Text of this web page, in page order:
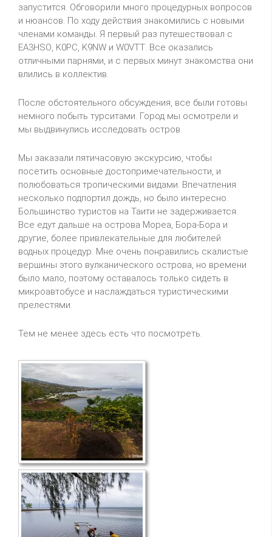
запустится. Обговорили много процедурных вопросов
и нюансов. По ходу действия знакомились с новыми
членами команды. Я первый раз путешествовал с
EA3HSO K0PC K9NW и W0VTT . Все оказались
отличными парнями, и с первых минут знакомства они
влились в коллектив.
После обстоятельного обсуждения, все были готовы
немного побыть турситами. Город мы осмотрели и
мы выдвинулись исследовать остров.
Мы заказали пятичасовую экскурсию, чтобы
посетить основные достопримечательности, и
полюбоваться тропическими видами. Впечатления
несколько подпортил дождь, но было интересно.
Большинство туристов на Таити не задерживается.
Все едут дальше на острова Мореа, Бора-Бора и
другие, более привлекательные для любителей
водных процедур. Мне очень понравились скалистые
вершины этого вулканического острова, но времени
было мало, поэтому оставалось только сидеть в
микроавтобусе и наслаждаться туристическими
прелестями.
Тем не менее здесь есть что посмотреть.